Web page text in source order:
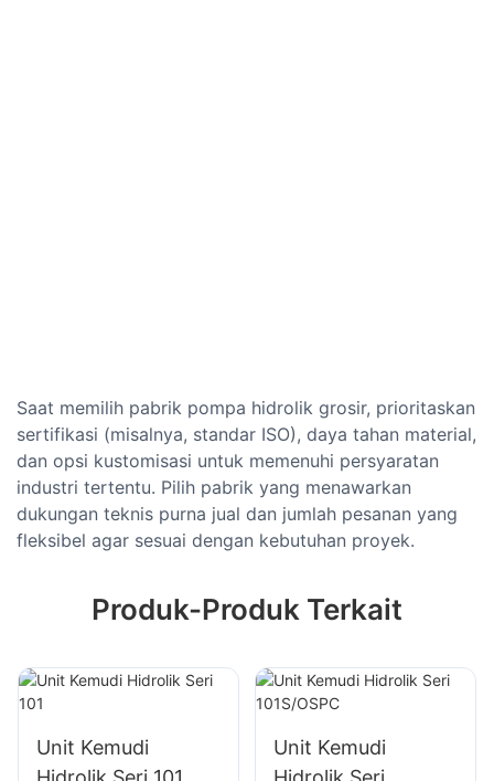
Saat memilih pabrik pompa hidrolik grosir, prioritaskan
sertifikasi (misalnya, standar ISO), daya tahan material,
dan opsi kustomisasi untuk memenuhi persyaratan
industri tertentu. Pilih pabrik yang menawarkan
dukungan teknis purna jual dan jumlah pesanan yang
fleksibel agar sesuai dengan kebutuhan proyek.
Produk-Produk Terkait
Unit Kemudi
Unit Kemudi